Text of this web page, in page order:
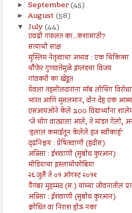
► September(45)
► August(58)
▼ July(44)
एवढी गफलत का...कशासाठी?
सत्याची साक्ष
मुस्लिम नेतृत्वाचा अभाव : एक चिकित्सा
चौफेर गुणवत्तेमुळे इंग्लंडचा विजय
गांवकरी का खेडूत
येवला तहसीलदारांना मॉब लीचिंग
भारत आणि मुसलमान, दोन देह एक
एसआयओने केले 200 विद्यार्थ्यांना शालेय
‘जे भोग वाट्याला आले, ते मांडत गेलो,
'हलाल कमाईतून केलेले हज स्वीकार्ह’
दृढनिश्चय : प्रेषितवाणी (हदीस)
अन्निसा : ईशवाणी (सुबोध कुरआन)
मीडियाचा इस्लामोफोबिया
२६ जुलै ते ०१ ऑगस्ट २०१९
पैगंबर मुहम्मद (स.) यांच्या जीवनातील
अन्निसा : ईशवाणी (सुबोध कुरआन)
क्रोधित वा निराश होऊ नका